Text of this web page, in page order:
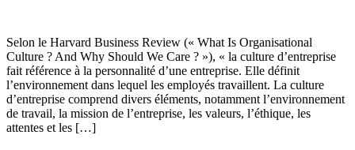
Selon le Harvard Business Review (« What Is Organisational
Culture ? And Why Should We Care ? »), « la culture d’entreprise
fait référence à la personnalité d’une entreprise. Elle définit
l’environnement dans lequel les employés travaillent. La culture
d’entreprise comprend divers éléments, notamment l’environnement
de travail, la mission de l’entreprise, les valeurs, l’éthique, les
attentes et les […]